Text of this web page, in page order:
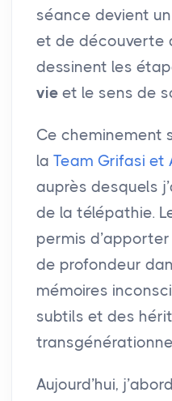
séance devient
et de découverte
dessinent les
vie et le sens de
Ce cheminement
la Team Grifasi et
auprès desquels
de la télépathie.
permis
de profondeur
mémoires
subtils et des
Aujourd’hui,